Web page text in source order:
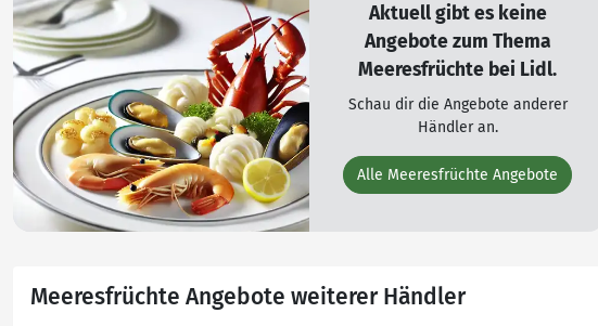
Aktuell gibt es keine
Angebote zum Thema
Meeresfrüchte bei Lidl.
Schau dir die Angebote anderer
Händler an.
Alle Meeresfrüchte Angebote
Meeresfrüchte Angebote weiterer Händler